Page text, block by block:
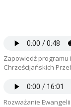
Zapowiedź programu
Chrześcijańskich
Rozważanie